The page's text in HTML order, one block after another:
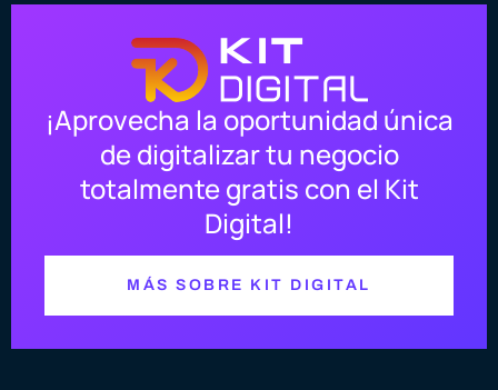
¡Aprovecha la oportunidad única
de digitalizar tu negocio
totalmente gratis con el Kit
Digital!
MÁS SOBRE KIT DIGITAL